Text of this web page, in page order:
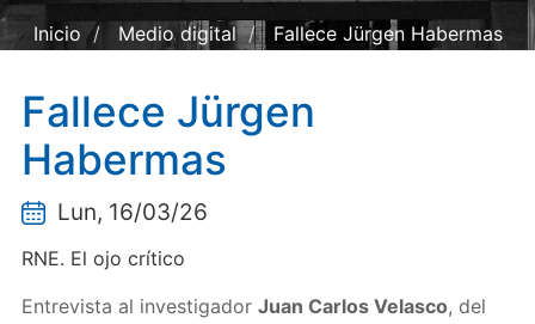
Inicio Medio digital Fallece Jürgen Habermas
Fallece Jürgen
Habermas
Lun, 16/03/26
RNE. El ojo crítico
Entrevista al investigador Juan Carlos Velasco, del